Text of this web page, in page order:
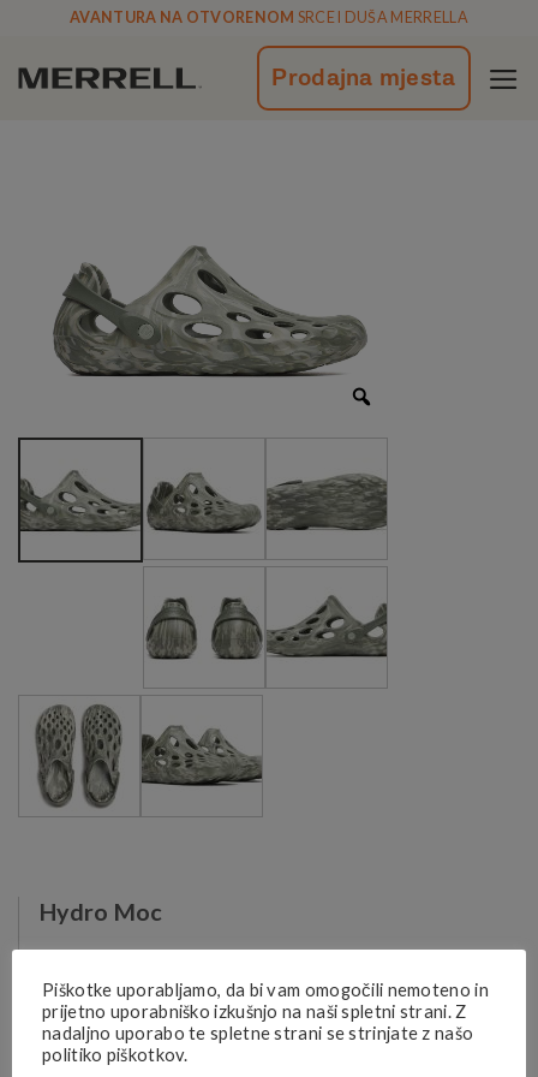
vsebino
AVANTURA NA OTVORENOM SRCE I DUŠA MERRELLA
Prodajna mjesta
Hydro Moc
raznim aktivnostima na otvorenom (pogodna i za
aktivnosti u vodi). Gornji dio se sastoji od lagane EVA
pjene koja udobno pristaje uz nogu. Međupotplat i donji
potplat u kombinaciji EVA i BLOOM pjene pružaju
Piškotke uporabljamo, da bi vam omogočili nemoteno in
prijetno uporabniško izkušnjo na naši spletni strani. Z
nadaljno uporabo te spletne strani se strinjate z našo
politiko piškotkov.